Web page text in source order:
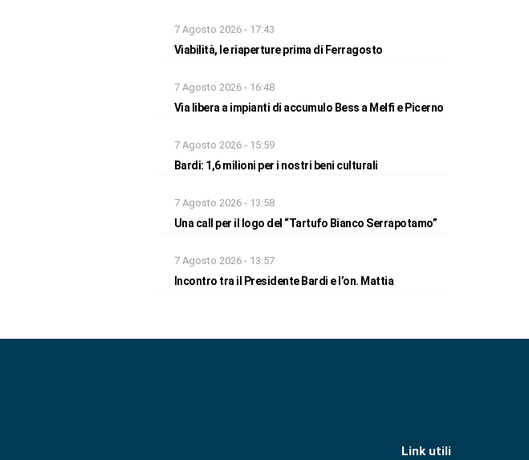
7 Agosto 2026 - 17:43
Viabilità, le riaperture prima di Ferragosto
7 Agosto 2026 - 16:48
Via libera a impianti di accumulo Bess a Melfi e Picerno
7 Agosto 2026 - 15:59
Bardi: 1,6 milioni per i nostri beni culturali
7 Agosto 2026 - 13:58
Una call per il logo del “Tartufo Bianco Serrapotamo”
7 Agosto 2026 - 13:57
Incontro tra il Presidente Bardi e l’on. Mattia
Link utili